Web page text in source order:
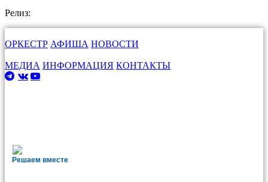
Релиз:
ОРКЕСТР АФИША НОВОСТИ
МЕДИА ИНФОРМАЦИЯ КОНТАКТЫ
Решаем вместе